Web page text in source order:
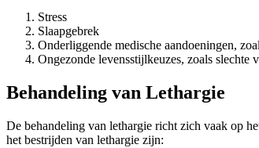
Stress
Slaapgebrek
Onderliggende medische aandoeningen,
Ongezonde levensstijlkeuzes, zoals slechte
Behandeling van Lethargie
De behandeling van lethargie richt zich vaak op
het bestrijden van lethargie zijn: